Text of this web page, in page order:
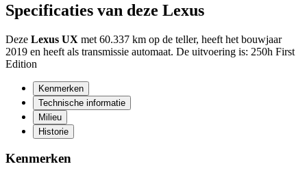
Specificaties van deze Lexus
Deze Lexus UX met 60.337 km op de teller, heeft het bouwjaar
2019 en heeft als transmissie automaat. De uitvoering is: 250h First
Edition
Kenmerken
Technische informatie
Milieu
Historie
Kenmerken